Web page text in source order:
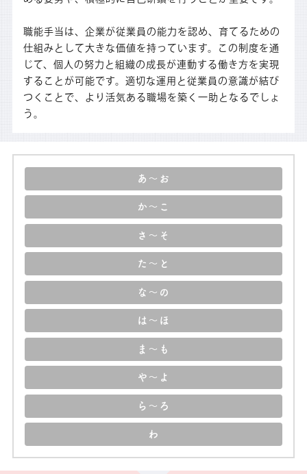
職能手当は、企業が従業員の能力を認め、育てるための
仕組みとして大きな価値を持っています。この制度を通
じて、個人の努力と組織の成長が連動する働き方を実現
することが可能です。適切な運用と従業員の意識が結び
つくことで、より活気ある職場を築く一助となるでしょ
う。
あ～お
か～こ
さ～そ
た～と
な～の
は～ほ
ま～も
や～よ
ら～ろ
わ